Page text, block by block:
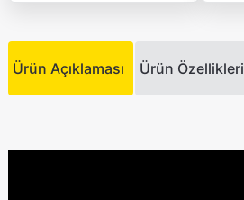
Ürün Açıklaması Ürün Özellikleri